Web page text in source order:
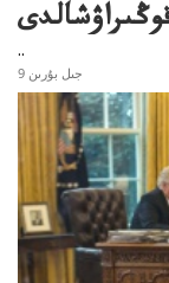
..
9 جىل بۇرىن